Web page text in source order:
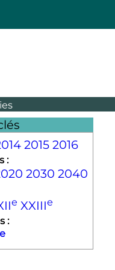
2015 2016
:
2030 2040
e XXIIIe
:
e